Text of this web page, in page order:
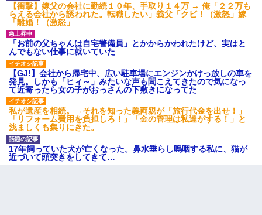
【衝撃】嫁父の会社に勤続１０年、手取り１４万 → 俺「２２万も
らえる会社から誘われた。転職したい」義父「クビ！（激怒」嫁
「離婚！（激怒」
「お前の父ちゃんは自宅警備員」とかからかわれたけど、実はと
んでもない仕事に就いていた
【GJ!】会社から帰宅中、広い駐車場にエンジンかけっ放しの車を
発見。しかも「ヒィ～」みたいな声も聞こえてきたので気になっ
て近寄ったら女の子がおっさんの下敷きになってた
私が遺産を相続。→それを知った義両親が「旅行代金を出せ！」
「リフォーム費用を負担しろ！」「金の管理は私達がする！」と
浅ましくも集りにきた。
17年飼っていた犬が亡くなった。鼻水垂らし嗚咽する私に、猫が
近づいて頭突きをしてきて…